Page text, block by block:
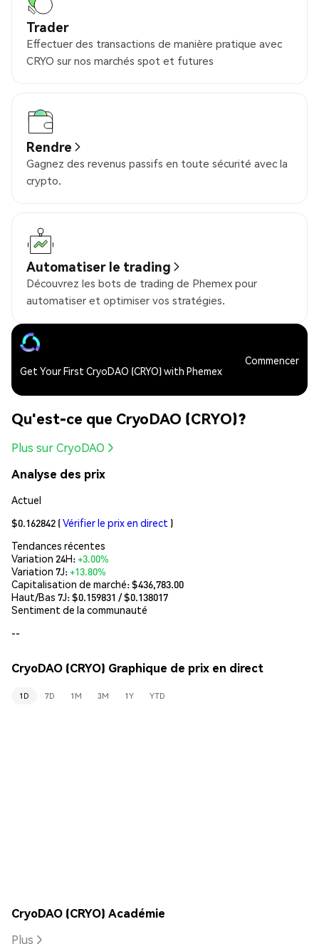
Trader
Effectuer des transactions de manière pratique avec
CRYO sur nos marchés spot et futures
Rendre
Gagnez des revenus passifs en toute sécurité avec la
crypto.
Automatiser le trading
Découvrez les bots de trading de Phemex pour
automatiser et optimiser vos stratégies.
Get Your First CryoDAO (CRYO) with Phemex
Commencer
Qu'est-ce que CryoDAO (CRYO)?
Plus sur CryoDAO
Analyse des prix
Actuel
$0.162842 (Vérifier le prix en direct )
Tendances récentes
Variation 24H:+3.00%
Variation 7J:+13.80%
Capitalisation de marché:$436,783.00
Haut/Bas 7J: $0.159831 / $0.138017
Sentiment de la communauté
--
CryoDAO (CRYO) Graphique de prix en direct
1D 7D 1M 3M 1Y YTD
CryoDAO (CRYO) Académie
Plus